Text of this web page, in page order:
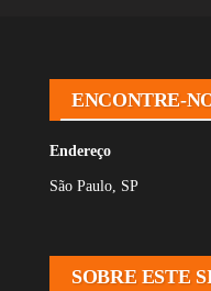
ENCONTRE-
Endereço
São Paulo, SP
SOBRE ESTE